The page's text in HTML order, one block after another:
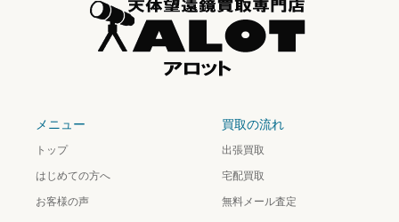
メニュー
トップ
はじめての方へ
お客様の声
買取の流れ
出張買取
宅配買取
無料メール査定